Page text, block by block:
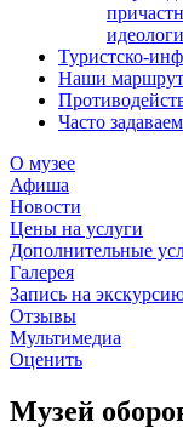
Туристско-
Наши
Часто
О музее
Афиша
Новости
Цены на услуги
Дополнительные
Галерея
Запись на
Отзывы
Мультимедиа
Оценить
Музей